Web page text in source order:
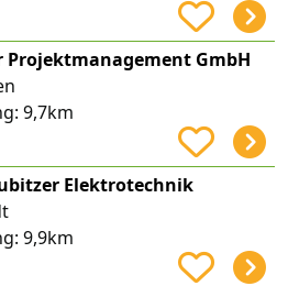
Projektmanagement GmbH
9,7km
Elektrotechnik
9,9km